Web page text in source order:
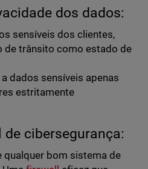
dos dados:
sensíveis dos clientes,
de trânsito como estado de
dados sensíveis apenas
estritamente
cibersegurança:
qualquer bom sistema de